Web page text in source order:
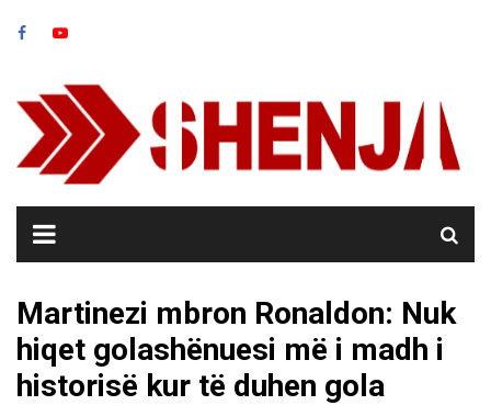
Martinezi mbron Ronaldon: Nuk
hiqet golashënuesi më i madh i
historisë kur të duhen gola